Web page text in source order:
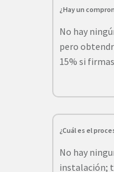
¿Hay un
No hay
pero
15% si
¿Cuál es el
No hay
instalación;